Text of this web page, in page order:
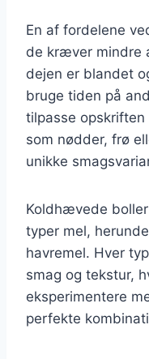
En af fordelene
de kræver mindre
dejen er blandet
bruge tiden på
tilpasse
som nødder, frø
unikke
Koldhævede
typer mel,
havremel. Hver
smag og tekstur,
eksperimentere
perfekte